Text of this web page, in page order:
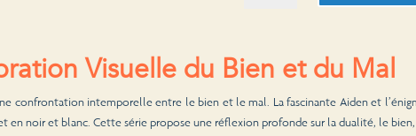
Visuelle du Bien et du Mal
confrontation intemporelle entre le bien et le mal. La fascinante Aiden et
en noir et blanc. Cette série propose une réflexion profonde sur la dualité, le